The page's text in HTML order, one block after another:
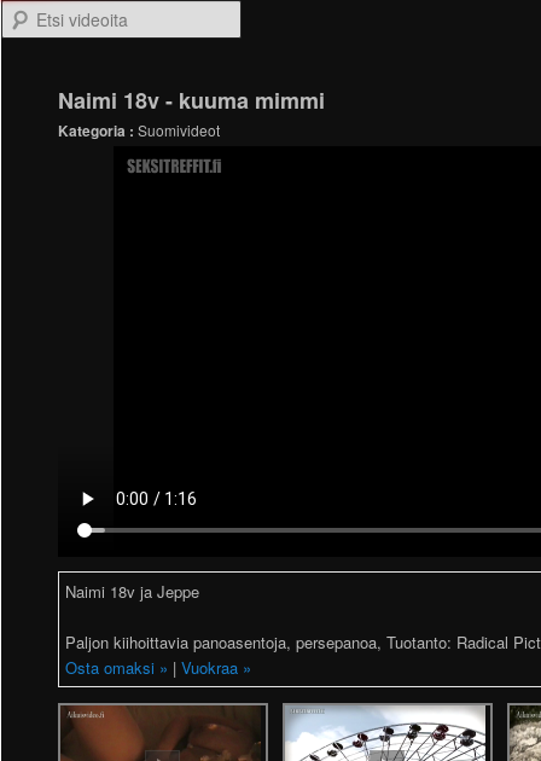
Etsi videoita
Naimi 18v - kuuma mimmi
Kategoria :Suomivideot
Naimi 18v ja Jeppe
Paljon kiihoittavia panoasentoja, persepanoa, Tuotanto: Radical
Osta omaksi » |Vuokraa »